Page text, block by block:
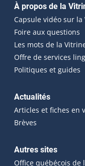
Navigation
À propos de la
Capsule vidéo sur
Foire aux questions
Les mots de la
Offre de services
Politiques et guides
Actualités
Articles et fiches en
Brèves
Autres sites
Office québécois de